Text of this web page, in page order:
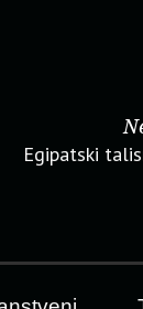
Egipatski